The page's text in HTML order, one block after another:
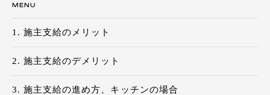
MENU
施主支給のメリット
施主支給のデメリット
施主支給の進め方、キッチンの場合